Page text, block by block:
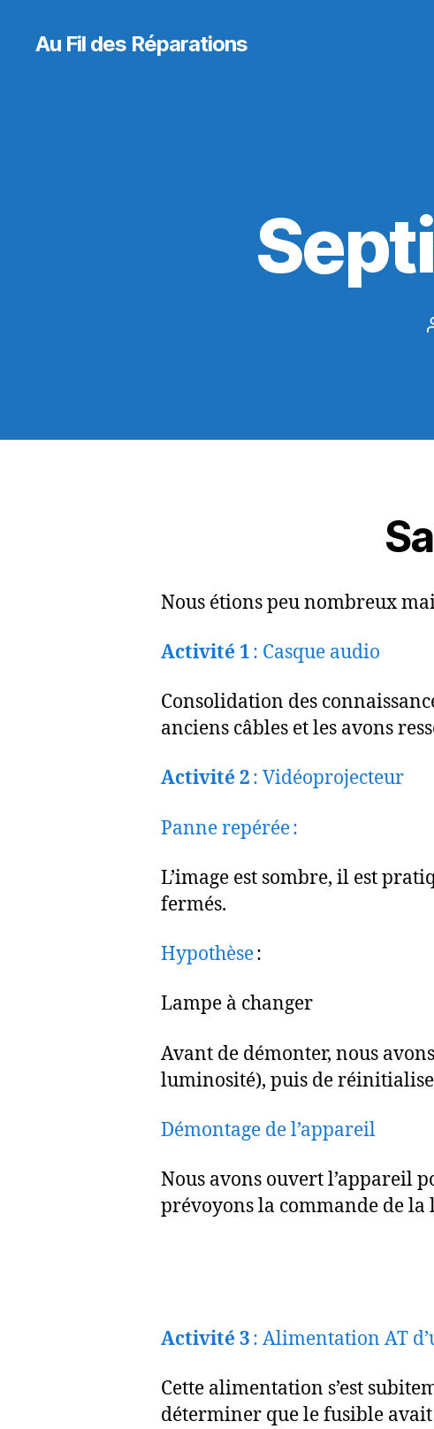
Au Fil des Réparations
Nous étions peu nombreux
Activité 1: Casque audio
Consolidation des
anciens câbles et les avons
Activité 2: Vidéoprojecteur
Panne repérée :
L’image est sombre, il est
fermés.
Hypothèse:
Lampe à changer
Avant de démonter, nous
luminosité), puis de
Démontage de l’appareil
Nous avons ouvert l’appareil
prévoyons la commande de
Activité 3: Alimentation AT
Cette alimentation s’est
déterminer que le fusible